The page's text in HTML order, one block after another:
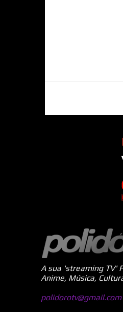
A sua 'streaming TV'
Anime, Música,
polidorotv@gmail.com